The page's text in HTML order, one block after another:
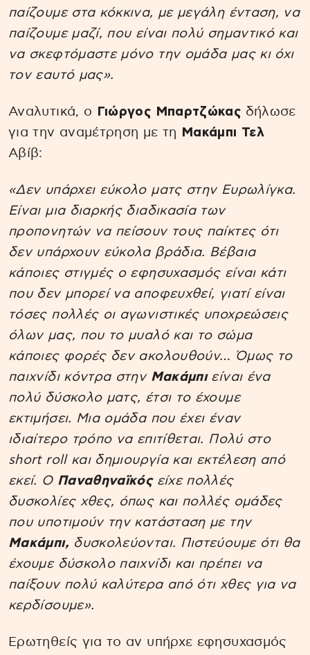
παίζουμε στα κόκκινα, με μεγάλη ένταση, να
παίζουμε μαζί, που είναι πολύ σημαντικό και
να σκεφτόμαστε μόνο την ομάδα μας κι όχι
τον εαυτό μας».
Αναλυτικά, ο Γιώργος Μπαρτζώκας δήλωσε
για την αναμέτρηση με τη
Μακάμπι Τελ
Αβίβ:
«Δεν υπάρχει εύκολο ματς στην Ευρωλίγκα.
Είναι μια διαρκής διαδικασία των
προπονητών να πείσουν τους παίκτες ότι
δεν υπάρχουν εύκολα βράδια. Βέβαια
κάποιες στιγμές ο εφησυχασμός είναι κάτι
που δεν μπορεί να αποφευχθεί, γιατί είναι
τόσες πολλές οι αγωνιστικές υποχρεώσεις
όλων μας, που το μυαλό και το σώμα
κάποιες φορές δεν ακολουθούν… Όμως το
παιχνίδι κόντρα στην Μακάμπιείναι ένα
πολύ δύσκολο ματς, έτσι το έχουμε
εκτιμήσει. Μια ομάδα που έχει έναν
ιδιαίτερο τρόπο να επιτίθεται. Πολύ στο
short roll και δημιουργία και εκτέλεση από
εκεί. Ο Παναθηναϊκόςείχε πολλές
δυσκολίες χθες, όπως και πολλές ομάδες
που υποτιμούν την κατάσταση με την
Μακάμπι, δυσκολεύονται. Πιστεύουμε ότι θα
έχουμε δύσκολο παιχνίδι και πρέπει να
παίξουν πολύ καλύτερα από ότι χθες για να
κερδίσουμε».
Ερωτηθείς για το αν υπήρχε εφησυχασμός